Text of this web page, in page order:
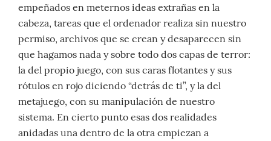
empeñados en meternos ideas extrañas en la
cabeza, tareas que el ordenador realiza sin nuestro
permiso, archivos que se crean y desaparecen sin
que hagamos nada y sobre todo dos capas de terror:
la del propio juego, con sus caras flotantes y sus
rótulos en rojo diciendo “detrás de ti”, y la del
metajuego, con su manipulación de nuestro
sistema. En cierto punto esas dos realidades
anidadas una dentro de la otra empiezan a